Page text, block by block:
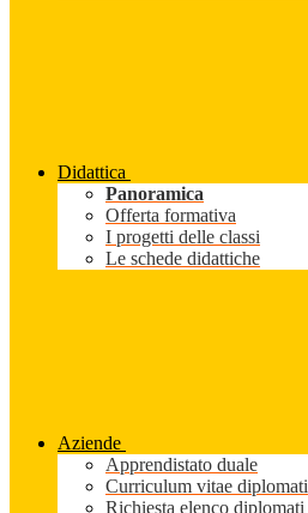
Didattica
Panoramica
Offerta formativa
I progetti delle classi
Le schede didattiche
Aziende
Apprendistato duale
Curriculum vitae diplomati
Richiesta elenco diplomati